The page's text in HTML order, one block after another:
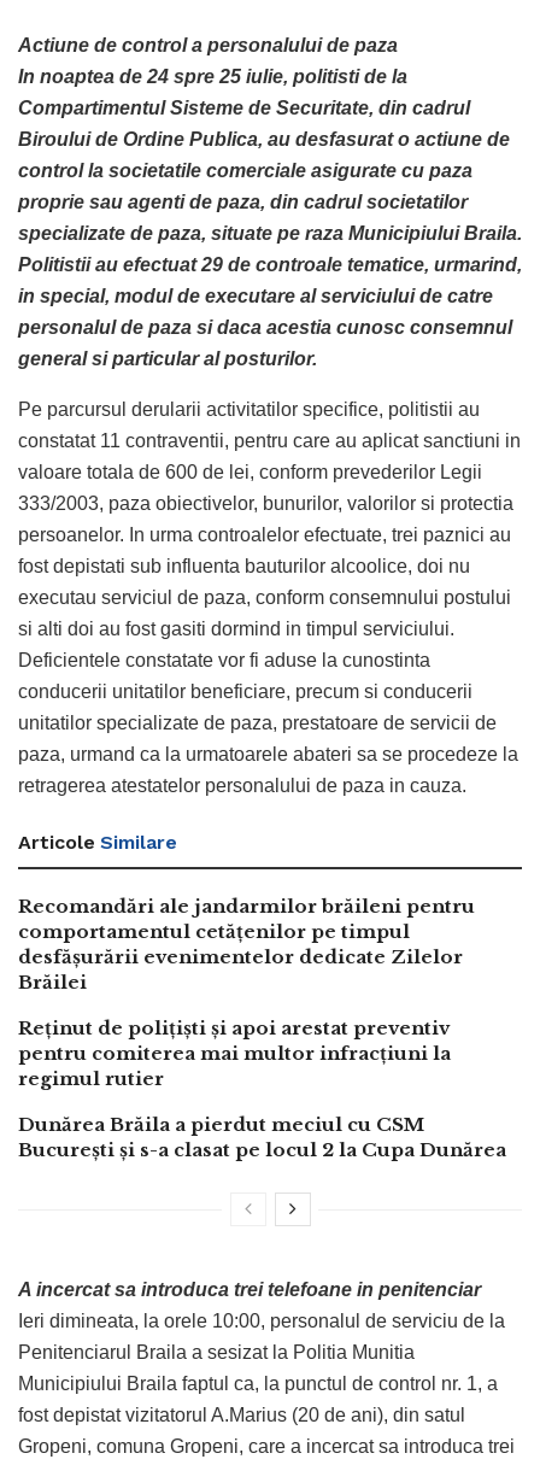
Actiune de control a personalului de paza
In noaptea de 24 spre 25 iulie, politisti de la
Compartimentul Sisteme de Securitate, din cadrul
Biroului de Ordine Publica, au desfasurat o actiune de
control la societatile comerciale asigurate cu paza
proprie sau agenti de paza, din cadrul societatilor
specializate de paza, situate pe raza Municipiului Braila.
Politistii au efectuat 29 de controale tematice, urmarind,
in special, modul de executare al serviciului de catre
personalul de paza si daca acestia cunosc consemnul
general si particular al posturilor.
Pe parcursul derularii activitatilor specifice, politistii au
constatat 11 contraventii, pentru care au aplicat sanctiuni in
valoare totala de 600 de lei, conform prevederilor Legii
333/2003, paza obiectivelor, bunurilor, valorilor si protectia
persoanelor. In urma controalelor efectuate, trei paznici au
fost depistati sub influenta bauturilor alcoolice, doi nu
executau serviciul de paza, conform consemnului postului
si alti doi au fost gasiti dormind in timpul serviciului.
Deficientele constatate vor fi aduse la cunostinta
conducerii unitatilor beneficiare, precum si conducerii
unitatilor specializate de paza, prestatoare de servicii de
paza, urmand ca la urmatoarele abateri sa se procedeze la
retragerea atestatelor personalului de paza in cauza.
Articole Similare
Recomandări ale jandarmilor brăileni pentru
comportamentul cetățenilor pe timpul
desfășurării evenimentelor dedicate Zilelor
Brăilei
Reținut de polițiști și apoi arestat preventiv
pentru comiterea mai multor infracțiuni la
regimul rutier
Dunărea Brăila a pierdut meciul cu CSM
București și s-a clasat pe locul 2 la Cupa Dunărea
A incercat sa introduca trei telefoane in penitenciar
Ieri dimineata, la orele 10:00, personalul de serviciu de la
Penitenciarul Braila a sesizat la Politia Munitia
Municipiului Braila faptul ca, la punctul de control nr. 1, a
fost depistat vizitatorul A.Marius (20 de ani), din satul
Gropeni, comuna Gropeni, care a incercat sa introduca trei